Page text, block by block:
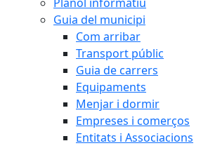
Guia del municipi
Com arribar
Transport públic
Guia de carrers
Equipaments
Menjar i dormir
Empreses i comerços
Entitats i Associacions